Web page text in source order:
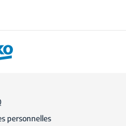
personnelles